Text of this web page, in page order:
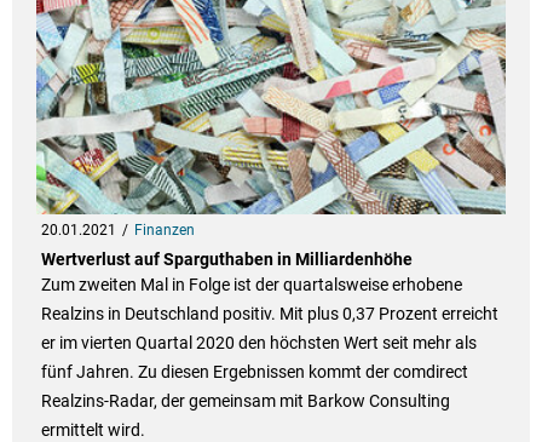
20.01.2021 Finanzen
Wertverlust auf Sparguthaben in Milliardenhöhe
Zum zweiten Mal in Folge ist der quartalsweise erhobene
Realzins in Deutschland positiv. Mit plus 0,37 Prozent erreicht
er im vierten Quartal 2020 den höchsten Wert seit mehr als
fünf Jahren. Zu diesen Ergebnissen kommt der comdirect
Realzins-Radar, der gemeinsam mit Barkow Consulting
ermittelt wird.